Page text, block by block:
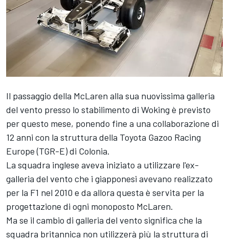
Il passaggio della McLaren alla sua nuovissima galleria
del vento presso lo stabilimento di Woking è previsto
per questo mese, ponendo fine a una collaborazione di
12 anni con la struttura della Toyota Gazoo Racing
Europe (TGR-E) di Colonia.
La squadra inglese aveva iniziato a utilizzare l'ex-
galleria del vento che i giapponesi avevano realizzato
per la F1 nel 2010 e da allora questa è servita per la
progettazione di ogni monoposto McLaren.
Ma se il cambio di galleria del vento significa che la
squadra britannica non utilizzerà più la struttura di